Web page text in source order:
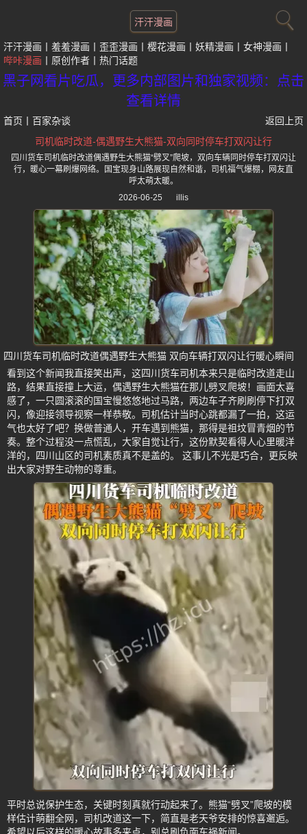
汗汗漫画
汗汗漫画 羞羞漫画 歪歪漫画 樱花漫画 妖精漫画
女神漫画
哔咔漫画
原创作者 热门话题
黑子网看片吃瓜，更多内部图片和独家视频：点击
查看详情
首页 百家杂谈
返回上页
司机临时改道-偶遇野生大熊猫-双向同时停车打双闪让行
四川货车司机临时改道偶遇野生大熊猫“劈叉”爬坡，双向车辆同时停车打双闪让
行，暖心一幕刷爆网络。国宝现身山路展现自然和谐，司机福气爆棚，网友直
呼太萌太暖。
2026-06-25
illis
四川货车司机临时改道偶遇野生大熊猫 双向车辆打双闪让行暖心瞬间
看到这个新闻我直接笑出声，这四川货车司机本来只是临时改道走山
路，结果直接撞上大运，偶遇野生大熊猫在那儿劈叉爬坡！画面太喜
感了，一只圆滚滚的国宝慢悠悠地过马路，两边车子齐刷刷停下打双
闪，像迎接领导视察一样恭敬。司机估计当时心跳都漏了一拍，这运
气也太好了吧？换做普通人，开车遇到熊猫，那得是祖坟冒青烟的节
奏。整个过程没一点慌乱，大家自觉让行，这份默契看得人心里暖洋
洋的，四川山区的司机素质真不是盖的。 这事儿不光是巧合，更反映
出大家对野生动物的尊重。
平时总说保护生态，关键时刻真就行动起来了。熊猫“劈叉”爬坡的模
样估计萌翻全网，司机改道这一下，简直是老天爷安排的惊喜邂逅。